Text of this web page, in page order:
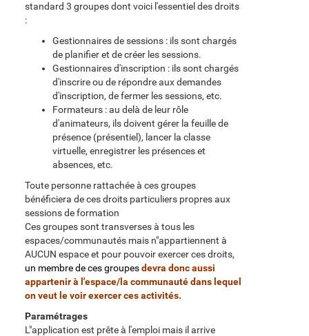
standard 3 groupes dont voici l'essentiel des droits
:
Gestionnaires de sessions : ils sont chargés
de planifier et de créer les sessions.
Gestionnaires d'inscription : ils sont chargés
d'inscrire ou de répondre aux demandes
d'inscription, de fermer les sessions, etc.
Formateurs : au delà de leur rôle
d'animateurs, ils doivent gérer la feuille de
présence (présentiel), lancer la classe
virtuelle, enregistrer les présences et
absences, etc.
Toute personne rattachée à ces groupes
bénéficiera de ces droits particuliers propres aux
sessions de formation
Ces groupes sont transverses à tous les
espaces/communautés mais n"appartiennent à
AUCUN espace et pour pouvoir exercer ces droits,
un membre de ces groupesdevra donc aussi
appartenir à l'espace/la communauté dans lequel
on veut le voir exercer ces activités.
Paramétrages
L"application est prête à l'emploi mais il arrive